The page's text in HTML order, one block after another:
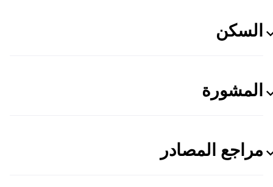
السكن
المشورة
مراجع المصادر